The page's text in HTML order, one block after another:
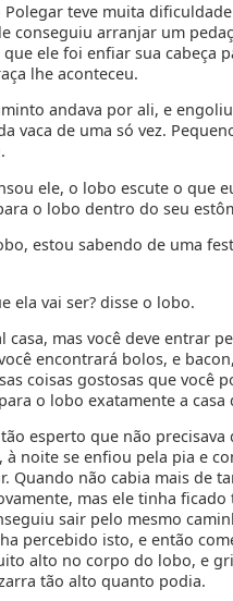
Polegar teve muita
conseguiu arranjar um
que ele foi enfiar sua cabeça
lhe aconteceu.
andava por ali, e
vaca de uma só vez.
ele, o lobo escute o que
o lobo dentro do seu
estou sabendo de uma
ela vai ser? disse o lobo.
casa, mas você deve entrar
encontrará bolos, e
coisas gostosas que você
o lobo exatamente a casa
esperto que não precisava
à noite se enfiou pela pia e
Quando não cabia mais de
mas ele tinha
sair pelo mesmo
percebido isto, e então
alto no corpo do lobo, e
tão alto quanto podia.